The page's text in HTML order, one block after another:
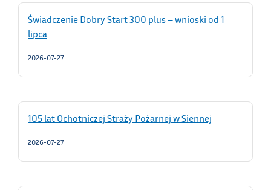
Świadczenie Dobry Start 300 plus – wnioski od 1
lipca
2026-07-27
105 lat Ochotniczej Straży Pożarnej w Siennej
2026-07-27